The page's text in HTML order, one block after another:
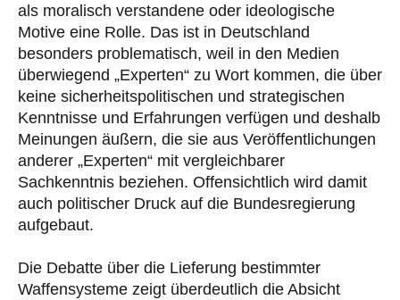
als moralisch verstandene oder ideologische
Motive eine Rolle. Das ist in Deutschland
besonders problematisch, weil in den Medien
überwiegend „Experten“ zu Wort kommen, die über
keine sicherheitspolitischen und strategischen
Kenntnisse und Erfahrungen verfügen und deshalb
Meinungen äußern, die sie aus Veröffentlichungen
anderer „Experten“ mit vergleichbarer
Sachkenntnis beziehen. Offensichtlich wird damit
auch politischer Druck auf die Bundesregierung
aufgebaut.
Die Debatte über die Lieferung bestimmter
Waffensysteme zeigt überdeutlich die Absicht